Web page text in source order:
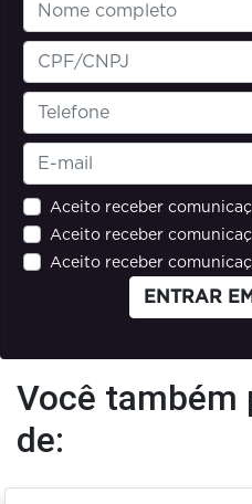
Aceito receber
Aceito receber
Aceito receber
ENTRAR
Você também
de: